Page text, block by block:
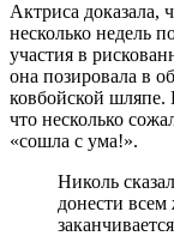
Актриса доказала,
несколько недель
участия в
она позировала в
ковбойской шляпе.
что несколько
«сошла с ума!».
Николь
донести